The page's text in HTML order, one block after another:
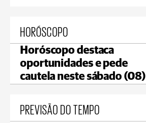
HORÓSCOPO
Horóscopo destaca
oportunidades e pede
cautela neste sábado (08)
PREVISÃO DO TEMPO